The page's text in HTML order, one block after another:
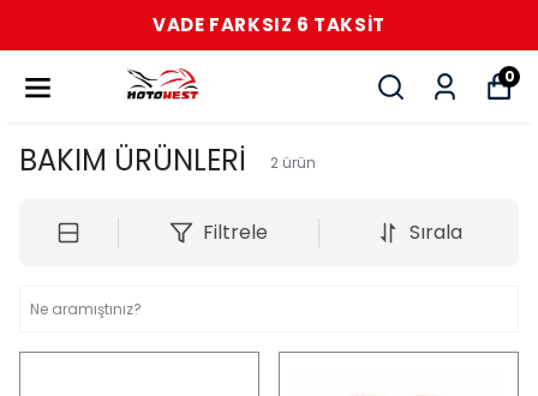
VADE FARKSIZ 6 TAKSİT
0
BAKIM ÜRÜNLERİ 2 ürün
Filtrele Sırala